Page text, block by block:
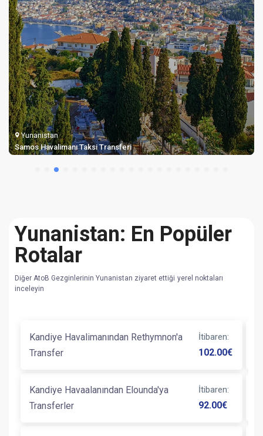
Yunanistan
Samos Havalimanı Taksi Transferi
Yunanistan: En Popüler
Rotalar
Diğer AtoB Gezginlerinin Yunanistan ziyaret ettiği yerel noktaları
inceleyin
Kandiye Havalimanından Rethymnon'a
Transfer
İtibaren:
102.00€
Kandiye Havaalanından Elounda'ya
Transferler
İtibaren:
92.00€